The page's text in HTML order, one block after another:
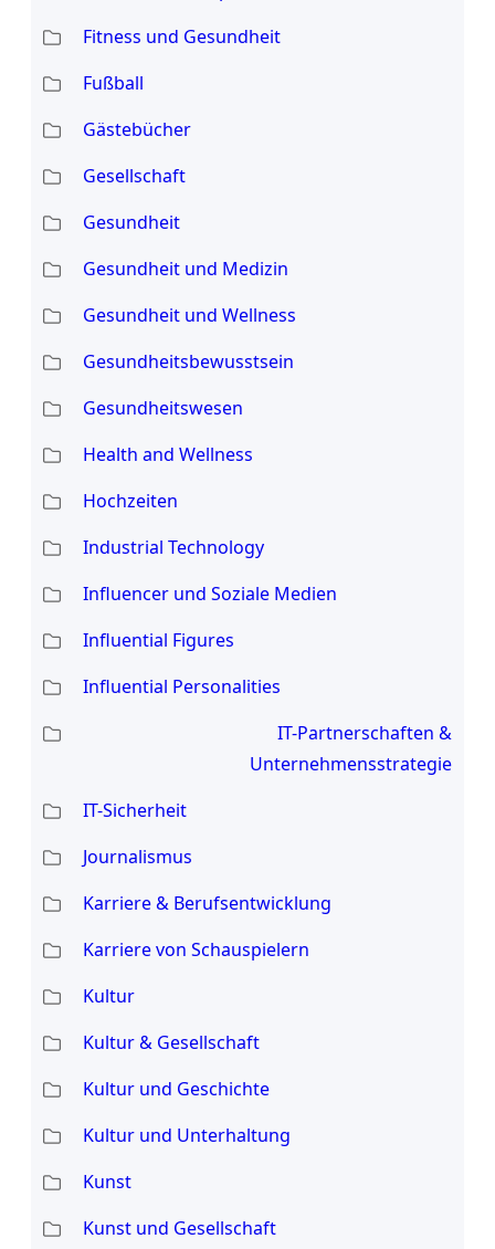
Fitness und Gesundheit
Fußball
Gästebücher
Gesellschaft
Gesundheit
Gesundheit und Medizin
Gesundheit und Wellness
Gesundheitsbewusstsein
Gesundheitswesen
Health and Wellness
Hochzeiten
Industrial Technology
Influencer und Soziale Medien
Influential Figures
Influential Personalities
IT-Partnerschaften &
Unternehmensstrategie
IT-Sicherheit
Journalismus
Karriere & Berufsentwicklung
Karriere von Schauspielern
Kultur
Kultur & Gesellschaft
Kultur und Geschichte
Kultur und Unterhaltung
Kunst
Kunst und Gesellschaft